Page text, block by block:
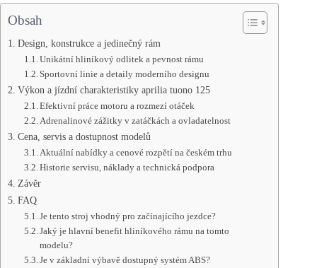
Obsah
Design, konstrukce a jedinečný rám
Unikátní hliníkový odlitek a pevnost rámu
Sportovní linie a detaily moderního designu
Výkon a jízdní charakteristiky aprilia tuono 125
Efektivní práce motoru a rozmezí otáček
Adrenalinové zážitky v zatáčkách a ovladatelnost
Cena, servis a dostupnost modelů
Aktuální nabídky a cenové rozpětí na českém trhu
Historie servisu, náklady a technická podpora
Závěr
FAQ
Je tento stroj vhodný pro začínajícího jezdce?
Jaký je hlavní benefit hliníkového rámu na tomto
modelu?
Je v základní výbavě dostupný systém ABS?